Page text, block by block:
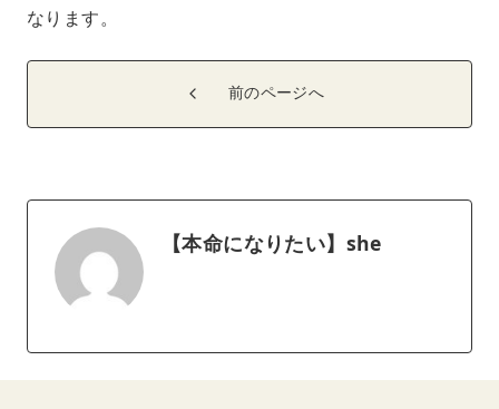
なります。
前のページへ
【本命になりたい】she